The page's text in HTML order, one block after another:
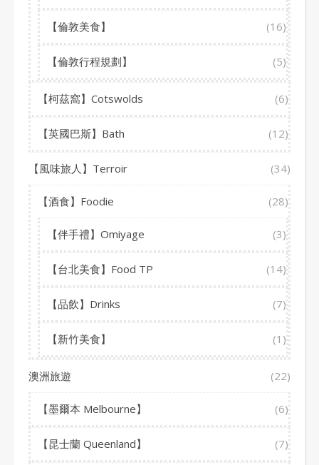
【倫敦美食】 (16)
【倫敦行程規劃】 (5)
【柯茲窩】Cotswolds (6)
【英國巴斯】Bath (12)
【風味旅人】Terroir (34)
【酒食】Foodie (28)
【伴手禮】Omiyage (3)
【台北美食】Food TP (14)
【品飲】Drinks (7)
【新竹美食】 (1)
澳洲旅遊 (22)
【墨爾本 Melbourne】 (6)
【昆士蘭 Queenland】 (7)